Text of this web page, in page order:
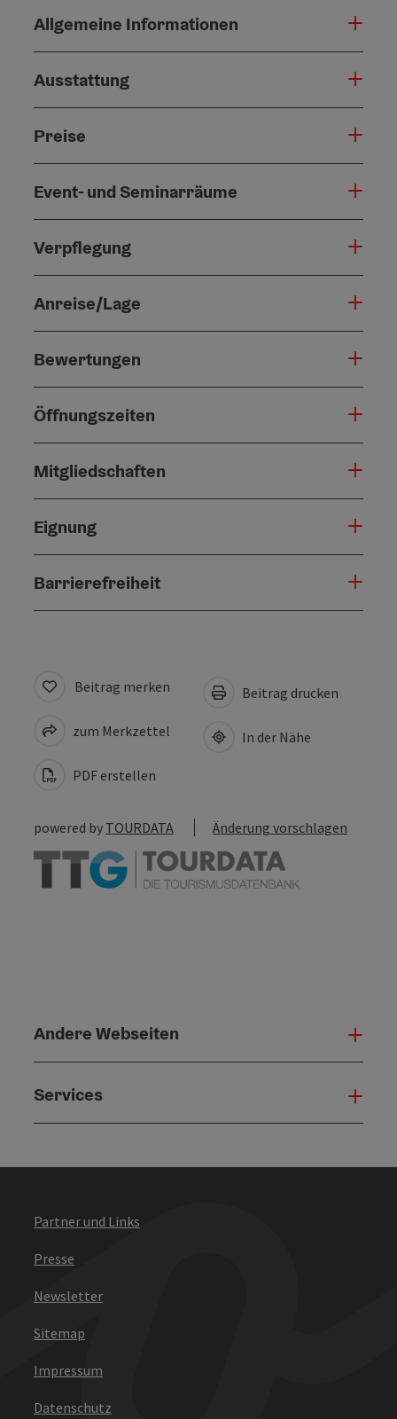
Allgemeine Informationen
Ausstattung
Preise
Event- und Seminarräume
Verpflegung
Anreise/Lage
Bewertungen
Öffnungszeiten
Mitgliedschaften
Eignung
Barrierefreiheit
Beitrag merken
zum Merkzettel
PDF erstellen
Beitrag drucken
In der Nähe
powered by TOURDATA Änderung vorschlagen
Andere Webseiten
Services
Partner und Links
Presse
Newsletter
Sitemap
Impressum
Datenschutz